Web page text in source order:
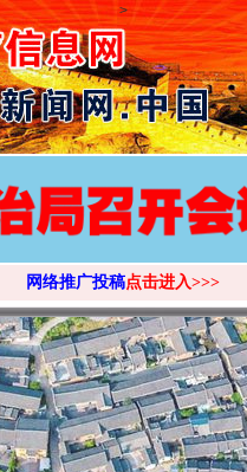
>
网络推广投稿点击进入>>>